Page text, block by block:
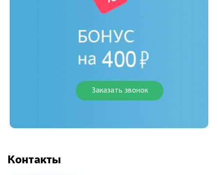
Заказать звонок
Контакты